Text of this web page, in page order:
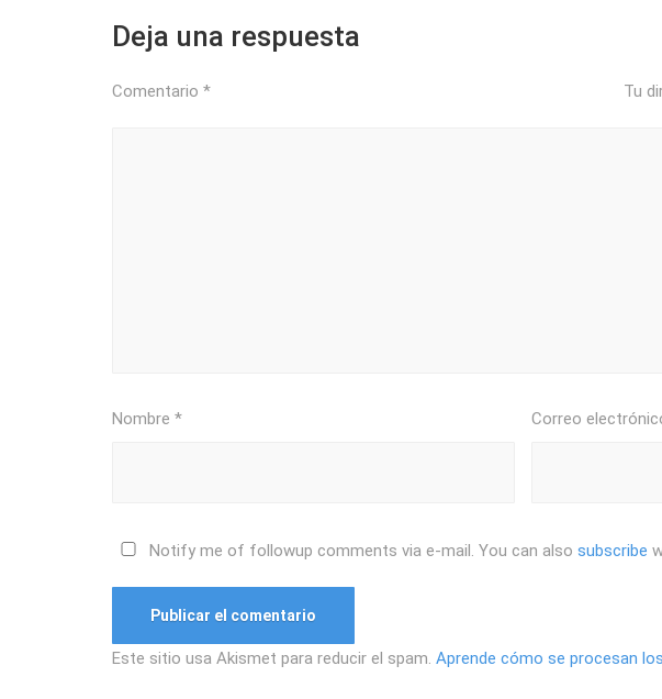
Deja una respuesta
Tu
Comentario *
Nombre * Correo
Notify me of followup comments via e-mail. You can also subscribe
Este sitio usa Akismet para reducir el spam. Aprende cómo se procesan